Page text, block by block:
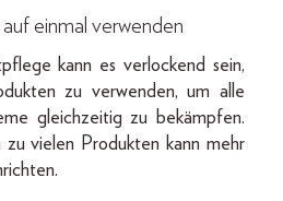
einmal verwenden
kann es verlockend sein,
zu verwenden, um alle
gleichzeitig zu bekämpfen.
vielen Produkten kann mehr